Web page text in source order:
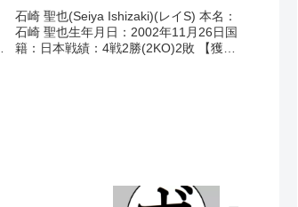
石崎 聖也(Seiya Ishizaki)(レイS) 本名：
石崎 聖也生年月日：2002年11月26日国
籍：日本戦績：4戦2勝(2KO)2敗 【獲得